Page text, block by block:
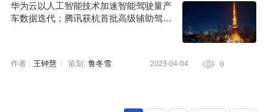
华为云以人工智能技术加速智能驾驶量产
车数据迭代；腾讯获杭首批高级辅助驾驶
作者 : 王钟慧 策划: 鲁冬雪 2023-04-04  0